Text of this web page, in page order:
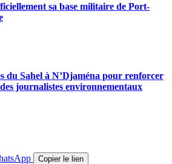
sa base militaire de Port-
du Sahel à N’Djaména pour renforcer
journalistes environnementaux
Copier le lien